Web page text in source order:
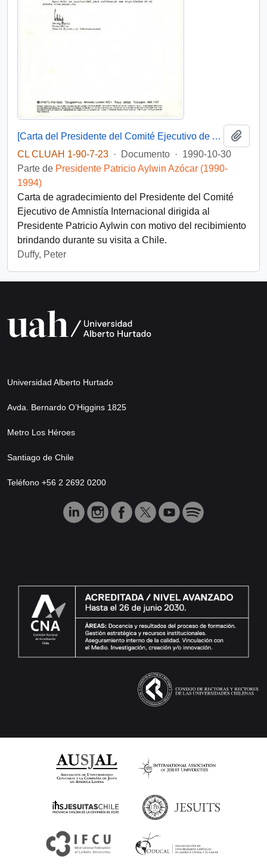
[Carta del Presidente del Comité Ejecutivo de Amnistía Internacional dirigida al Presidente Patricio Aylwin]
CL CLUAH 1-90-7-23 · Documento · 1990-10-30
Parte de Presidente Patricio Aylwin Azócar (1990-
1994)
Carta de agradecimiento del Presidente del Comité
Ejecutivo de Amnistía Internacional dirigida al
Presidente Patricio Aylwin con motivo del recibimiento
brindando durante su visita a Chile.
Duffy, Peter
Universidad Alberto Hurtado
Avda. Bernardo O’Higgins 1825
Metro Los Héroes
Santiago de Chile
Teléfono +56 2 2692 0200